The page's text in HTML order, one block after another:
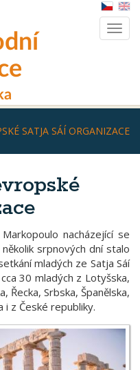
SATJA SÁÍ ORGANIZACE
nacházející se
srpnových dní stalo
mladých ze Satja Sáí
30 mladých z Lotyšska,
Řecka, Srbska, Španělska,
i z České republiky.